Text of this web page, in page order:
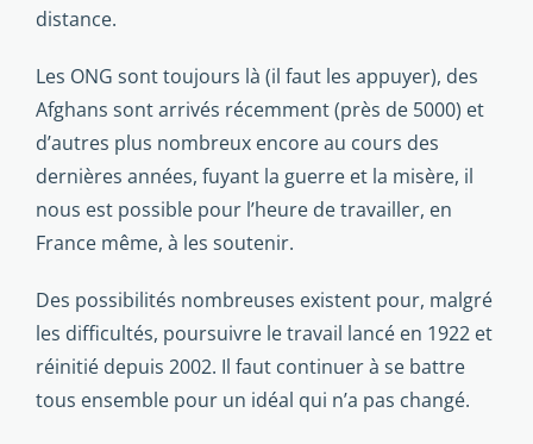
distance.
Les ONG sont toujours là (il faut les appuyer), des
Afghans sont arrivés récemment (près de 5000) et
d’autres plus nombreux encore au cours des
dernières années, fuyant la guerre et la misère, il
nous est possible pour l’heure de travailler, en
France même, à les soutenir.
Des possibilités nombreuses existent pour, malgré
les difficultés, poursuivre le travail lancé en 1922 et
réinitié depuis 2002. Il faut continuer à se battre
tous ensemble pour un idéal qui n’a pas changé.